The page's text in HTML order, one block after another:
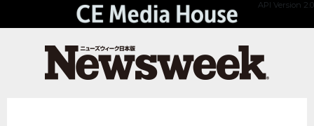
API Version 2.0